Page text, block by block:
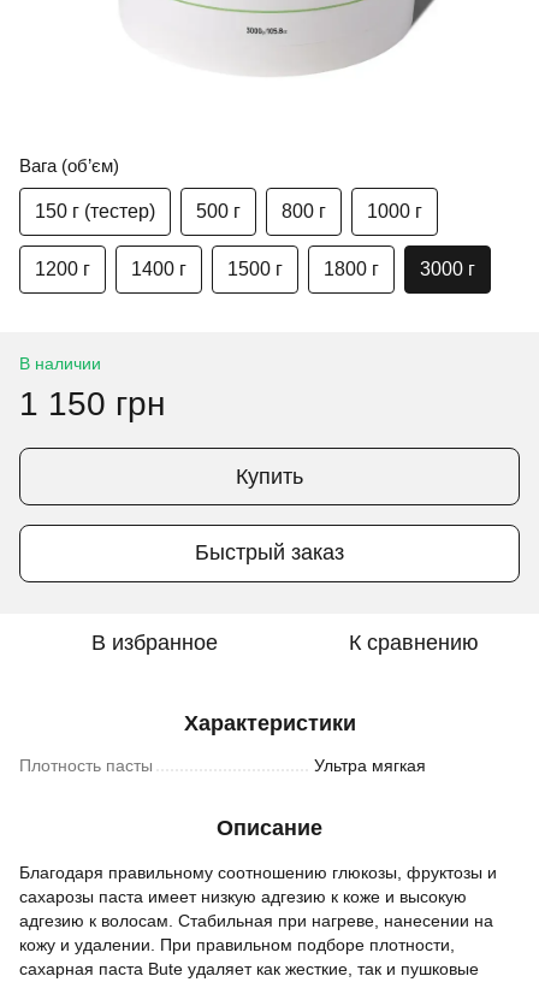
Вага (об’єм)
150 г (тестер) 500 г 800 г 1000 г
1200 г 1400 г 1500 г 1800 г 3000 г
В наличии
1 150 грн
Купить
Быстрый заказ
В избранное К сравнению
Характеристики
Плотность пасты Ультра мягкая
Описание
Благодаря правильному соотношению глюкозы, фруктозы и
сахарозы паста имеет низкую адгезию к коже и высокую
адгезию к волосам. Стабильная при нагреве, нанесении на
кожу и удалении. При правильном подборе плотности,
сахарная паста Bute удаляет как жесткие, так и пушковые